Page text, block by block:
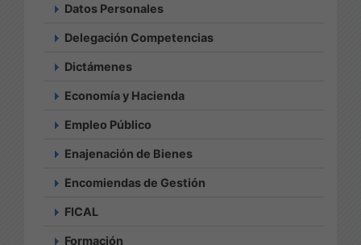
Datos Personales
Delegación Competencias
Dictámenes
Economía y Hacienda
Empleo Público
Enajenación de Bienes
Encomiendas de Gestión
FICAL
Formación